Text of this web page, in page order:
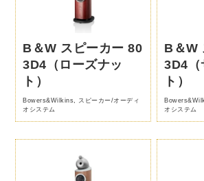
B＆W スピーカー 80
3D4（ローズナッ
ト）
Bowers&Wilkins, スピーカー/オーディ
オシステム
B＆W
3D4（
ト）
オシステム